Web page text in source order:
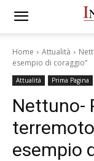
Home Attualità
esempio di coraggio”
Attualità Prima Pagina
Nettuno-
esempio